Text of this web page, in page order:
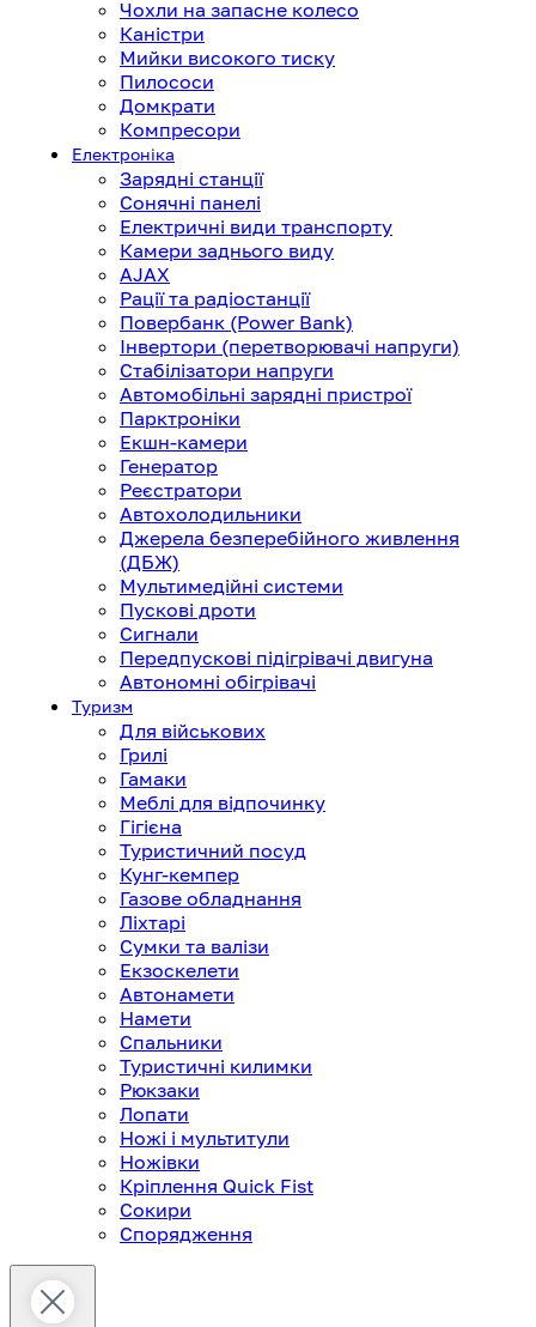
Чохли на запасне колесо
Каністри
Мийки високого тиску
Пилососи
Домкрати
Компресори
Електроніка
Зарядні станції
Сонячні панелі
Електричні види транспорту
Камери заднього виду
AJAX
Рації та радіостанції
Повербанк (Power Bank)
Інвертори (перетворювачі напруги)
Стабілізатори напруги
Автомобільні зарядні пристрої
Парктроніки
Екшн-камери
Генератор
Реєстратори
Автохолодильники
Джерела безперебійного живлення
(ДБЖ)
Мультимедійні системи
Пускові дроти
Сигнали
Передпускові підігрівачі двигуна
Автономні обігрівачі
Туризм
Для військових
Грилі
Гамаки
Меблі для відпочинку
Гігієна
Туристичний посуд
Кунг-кемпер
Газове обладнання
Ліхтарі
Сумки та валізи
Екзоскелети
Автонамети
Намети
Спальники
Туристичні килимки
Рюкзаки
Лопати
Ножі і мультитули
Ножівки
Кріплення Quick Fist
Сокири
Спорядження